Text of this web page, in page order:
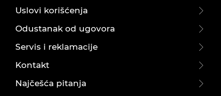
Uslovi korišćenja
Odustanak od ugovora
Servis i reklamacije
Kontakt
Najčešća pitanja